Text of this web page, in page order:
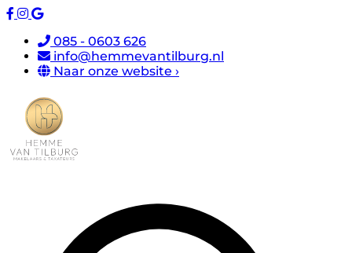
085 - 0603 626
info@hemmevantilburg.nl
Naar onze website ›